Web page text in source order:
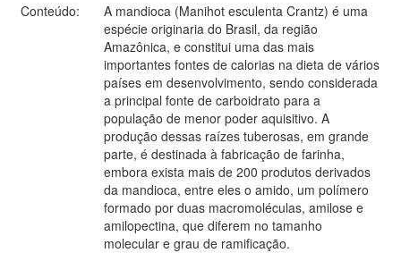
Conteúdo:
A mandioca (Manihot esculenta Crantz) é uma
espécie originaria do Brasil, da região
Amazônica, e constitui uma das mais
importantes fontes de calorias na dieta de vários
países em desenvolvimento, sendo considerada
a principal fonte de carboidrato para a
população de menor poder aquisitivo. A
produção dessas raízes tuberosas, em grande
parte, é destinada à fabricação de farinha,
embora exista mais de 200 produtos derivados
da mandioca, entre eles o amido, um polímero
formado por duas macromoléculas, amilose e
amilopectina, que diferem no tamanho
molecular e grau de ramificação.